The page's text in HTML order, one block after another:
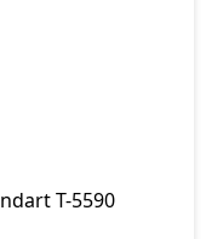
T-5590